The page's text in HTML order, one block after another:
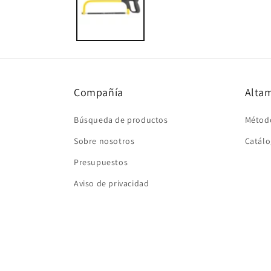
una
ventana
Compañía
Búsqueda de productos
Sobre nosotros
Presupuestos
Aviso de privacidad